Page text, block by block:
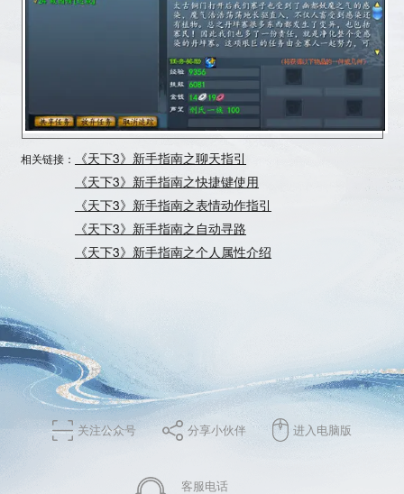
相关链接：
《天下3》新手指南之聊天指引
《天下3》新手指南之快捷键使用
《天下3》新手指南之表情动作指引
《天下3》新手指南之自动寻路
《天下3》新手指南之个人属性介绍
关注公众号 分享小伙伴 进入电脑版
客服电话